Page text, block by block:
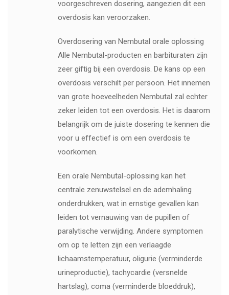
voorgeschreven dosering, aangezien dit een
overdosis kan veroorzaken.
Overdosering van Nembutal orale oplossing
Alle Nembutal-producten en barbituraten zijn
zeer giftig bij een overdosis. De kans op een
overdosis verschilt per persoon. Het innemen
van grote hoeveelheden Nembutal zal echter
zeker leiden tot een overdosis. Het is daarom
belangrijk om de juiste dosering te kennen die
voor u effectief is om een ​​overdosis te
voorkomen.
Een orale Nembutal-oplossing kan het
centrale zenuwstelsel en de ademhaling
onderdrukken, wat in ernstige gevallen kan
leiden tot vernauwing van de pupillen of
paralytische verwijding. Andere symptomen
om op te letten zijn een verlaagde
lichaamstemperatuur, oligurie (verminderde
urineproductie), tachycardie (versnelde
hartslag), coma (verminderde bloeddruk),